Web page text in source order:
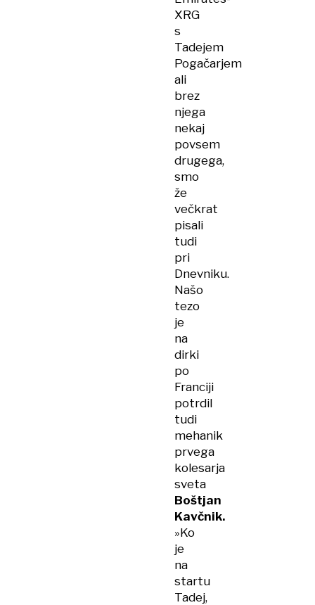
XRG
s
Tadejem
Pogačarjem
ali
brez
njega
nekaj
povsem
drugega,
smo
že
večkrat
pisali
tudi
pri
Dnevniku.
Našo
tezo
je
na
dirki
po
Franciji
potrdil
tudi
mehanik
prvega
kolesarja
sveta
Boštjan
Kavčnik.
»Ko
je
na
startu
Tadej,